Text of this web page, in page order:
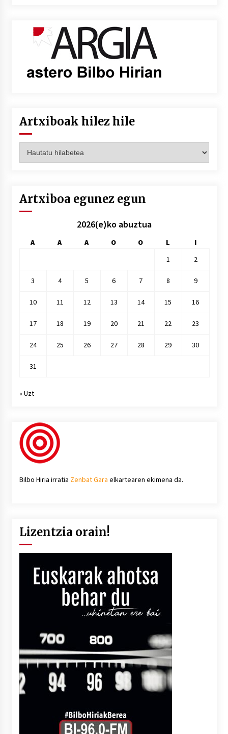
Artxiboak hilez hile
hilez
Artxiboa egunez egun
2026(e)ko abuztua
A A A O O L
I
1
2
3 4 5 6 7 8 9
10 11 12 13 14 15 16
17 18 19 20 21 22 23
24 25 26 27 28 29 30
31
« Uzt
Bilbo Hiria irratia Zenbat Gara elkartearen ekimena da.
Lizentzia orain!